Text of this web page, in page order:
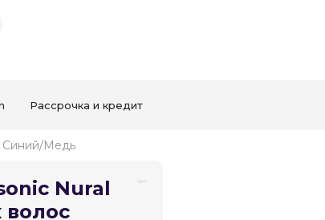
Рассрочка и кредит
Синий/Медь
Nural
волос